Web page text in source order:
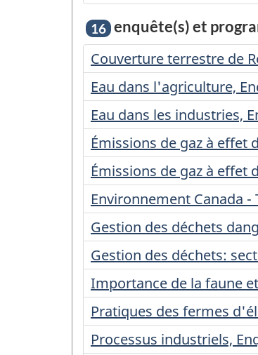
16 enquête(s) et
Couverture terrestre de
Eau dans l'agriculture,
Eau dans les industries,
Émissions de gaz à effet
Émissions de gaz à effet
Environnement Canada
Gestion des déchets
Gestion des déchets:
Importance de la faune
Pratiques des fermes
Processus industriels,